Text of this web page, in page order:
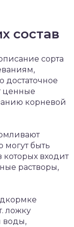
состав
сорта
достаточное
ценные
корневой
могут быть
которых входит
растворы,
ложку
воды,